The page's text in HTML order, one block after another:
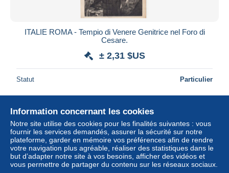
ITALIE ROMA - Tempio di Venere Genitrice nel Foro di
Cesare.
± 2,31 $US
Statut Particulier
Information concernant les cookies
Notre site utilise des cookies pour les finalités suivantes : vous
fournir les services demandés, assurer la sécurité sur notre
plateforme, garder en mémoire vos préférences afin de rendre
votre navigation plus agréable, réaliser des statistiques dans le
but d’adapter notre site à vos besoins, afficher des vidéos et
vous permettre de partager du contenu sur les réseaux sociaux.